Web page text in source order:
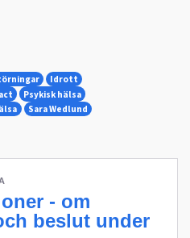
Idrott
Psykisk hälsa
Sara Wedlund
- om
beslut under